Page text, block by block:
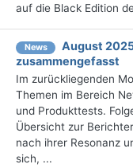
auf die Black Edition
News
August
zusammengefasst
Im zurückliegenden
Themen im Bereich
und Produkttests.
Übersicht zur
nach ihrer Resonanz
sich, ...